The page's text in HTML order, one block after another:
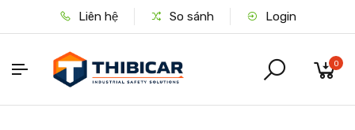
Liên hệ So sánh Login
0